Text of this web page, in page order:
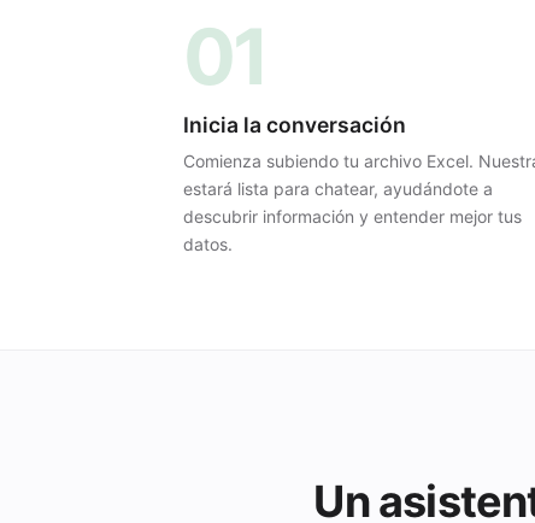
01
Inicia la conversación
Comienza subiendo tu archivo Excel.
estará lista para chatear, ayudándote a
descubrir información y entender mejor tus
datos.
Un